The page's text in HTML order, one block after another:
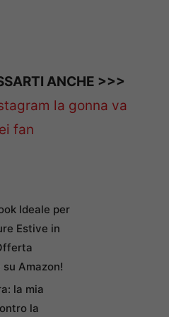
ANCHE >>>
la gonna va
fan
Ideale per
Estive in
Amazon!
la mia
la